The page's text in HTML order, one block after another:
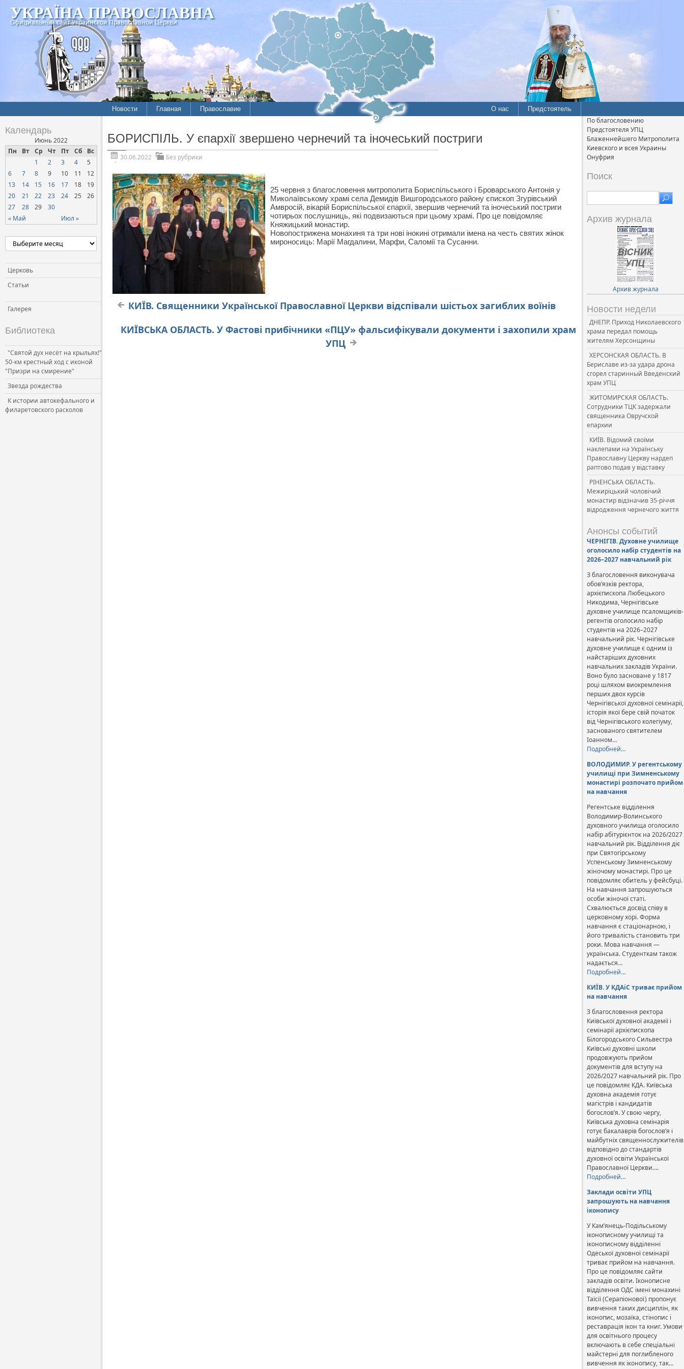
УКРАЇНА ПРАВОСЛАВНА
Официальный сайт Украинской Православной Церкви
Новости Главная Православие О нас Предстоятель
Календарь
Июнь 2022
Пн
Вт Ср Чт Пт Сб Вс
« Май Июл »
1 2 3 4
5
6
7 8 9 10 11
12
13
14 15 16 17 18
19
20
21 22 23 24 25
26
27
28 29 30
Церковь
Статьи
Галерея
Библиотека
"Святой дух несёт на крыльях!"
50-км крестный ход с иконой
"Призри на смирение"
Звезда рождества
К истории автокефального и
филаретовского расколов
БОРИСПІЛЬ. У єпархії звершено чернечий та іночеський постриги
30.06.2022 Без рубрики
25 червня з благословення митрополита Бориспільського і Броварського Антонія у
Миколаївському храмі села Демидів Вишгородського району єпископ Згурівський
Амвросій, вікарій Бориспільської єпархії, звершив чернечий та іночеський постриги
чотирьох послушниць, які подвизаються при цьому храмі. Про це повідомляє
Княжицький монастир.
Новопострижена монахиня та три нові інокині отримали імена на честь святих жінок
мироносиць: Марії Магдалини, Марфи, Саломії та Сусанни.
КИЇВ. Священники Української Православної Церкви відспівали шістьох загиблих воїнів
КИЇВСЬКА ОБЛАСТЬ. У Фастові прибічники «ПЦУ» фальсифікували документи і захопили храм
УПЦ
По благословению
Предстоятеля УПЦ
Блаженнейшего Митрополита
Киевского и всея Украины
Онуфрия
Поиск
Архив журнала
Архив журнала
Новости недели
ДНЕПР. Приход Николаевского
храма передал помощь
жителям Херсонщины
ХЕРСОНСКАЯ ОБЛАСТЬ. В
Бериславе из-за удара дрона
сгорел старинный Введенский
храм УПЦ
ЖИТОМИРСКАЯ ОБЛАСТЬ.
Сотрудники ТЦК задержали
священника Овручской
епархии
КИЇВ. Відомий своїми
наклепами на Українську
Православну Церкву нардеп
раптово подав у відставку
РІНЕНСЬКА ОБЛАСТЬ.
Межиріцький чоловічий
монастир відзначив 35-річчя
відродження чернечого життя
Анонсы событий
ЧЕРНІГІВ. Духовне училище
оголосило набір студентів на
2026–2027 навчальний рік
З благословення виконувача
обов’язків ректора,
архієпископа Любецького
Никодима, Чернігівське
духовне училище псаломщиків-
регентів оголосило набір
студентів на 2026–2027
навчальний рік. Чернігівське
духовне училище є одним із
найстаріших духовних
навчальних закладів України.
Воно було засноване у 1817
році шляхом виокремлення
перших двох курсів
Чернігівської духовної семінарії,
історія якої бере свій початок
від Чернігівського колегіуму,
заснованого святителем
Іоанном…
Подробней…
ВОЛОДИМИР. У регентському
училищі при Зимненському
монастирі розпочато прийом
на навчання
Регентське відділення
Володимир-Волинського
духовного училища оголосило
набір абітурієнток на 2026/2027
навчальний рік. Відділення діє
при Святогірському
Успенському Зимненському
жіночому монастирі. Про це
повідомляє обитель у фейсбуці.
На навчання запрошуються
особи жіночої статі.
Схвалюється досвід співу в
церковному хорі. Форма
навчання є стаціонарною, і
його тривалість становить три
роки. Мова навчання —
українська. Студенткам також
надається…
Подробней…
КИЇВ. У КДАіС триває прийом
на навчання
З благословення ректора
Київської духовної академії і
семінарії архієпископа
Білогородського Сильвестра
Київські духовні школи
продовжують прийом
документів для вступу на
2026/2027 навчальний рік. Про
це повідомляє КДА. Київська
духовна академія готує
магістрів і кандидатів
богослов’я. У свою чергу,
Київська духовна семінарія
готує бакалаврів богослов’я і
майбутніх священнослужителів
відповідно до стандартів
духовної освіти Української
Православної Церкви….
Подробней…
Заклади освіти УПЦ
запрошують на навчання
іконопису
У Кам’янець-Подільському
іконописному училищі та
іконописному відділенні
Одеської духовної семінарії
триває прийом на навчання.
Про це повідомляє сайти
закладів освіти. Іконописне
відділення ОДС імені монахині
Таїсії (Серапіонової) пропонує
вивчення таких дисциплін, як
іконопис, мозаїка, стінопис і
реставрація ікон та книг. Умови
для освітнього процесу
включають в себе спеціальні
майстерні для поглибленого
вивчення як іконопису, так…